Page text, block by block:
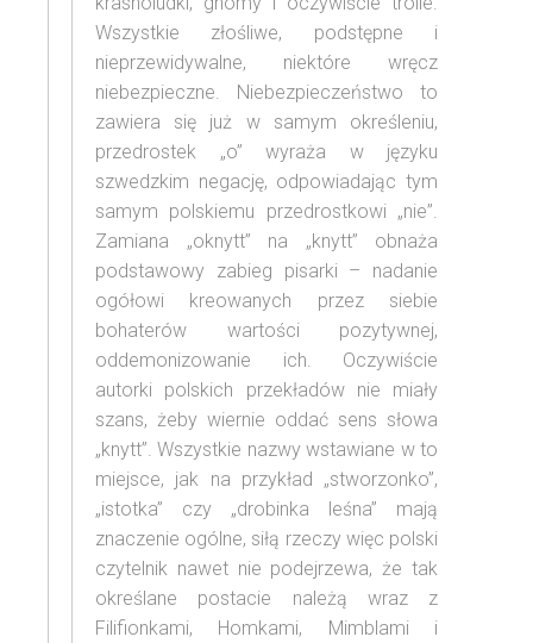
Wszystkie złośliwe, podstępne i
nieprzewidywalne, niektóre wręcz
niebezpieczne. Niebezpieczeństwo to
zawiera się już w samym określeniu,
przedrostek „o” wyraża w języku
szwedzkim negację, odpowiadając tym
samym polskiemu przedrostkowi „nie”.
Zamiana „oknytt” na „knytt” obnaża
podstawowy zabieg pisarki – nadanie
ogółowi kreowanych przez siebie
bohaterów wartości pozytywnej,
oddemonizowanie ich. Oczywiście
autorki polskich przekładów nie miały
szans, żeby wiernie oddać sens słowa
„knytt”. Wszystkie nazwy wstawiane w to
miejsce, jak na przykład „stworzonko”,
„istotka” czy „drobinka leśna” mają
znaczenie ogólne, siłą rzeczy więc polski
czytelnik nawet nie podejrzewa, że tak
określane postacie należą wraz z
Filifionkami, Homkami, Mimblami i